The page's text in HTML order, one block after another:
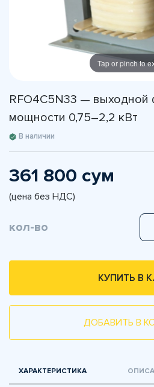
Tap or pinch to
RFO4C5N33 — выходной
мощности 0,75–2,2 кВт
В наличии
361 800 сум
(цена без НДС)
кол-во
КУПИТЬ В
ДОБАВИТЬ В
ХАРАКТЕРИСТИКА